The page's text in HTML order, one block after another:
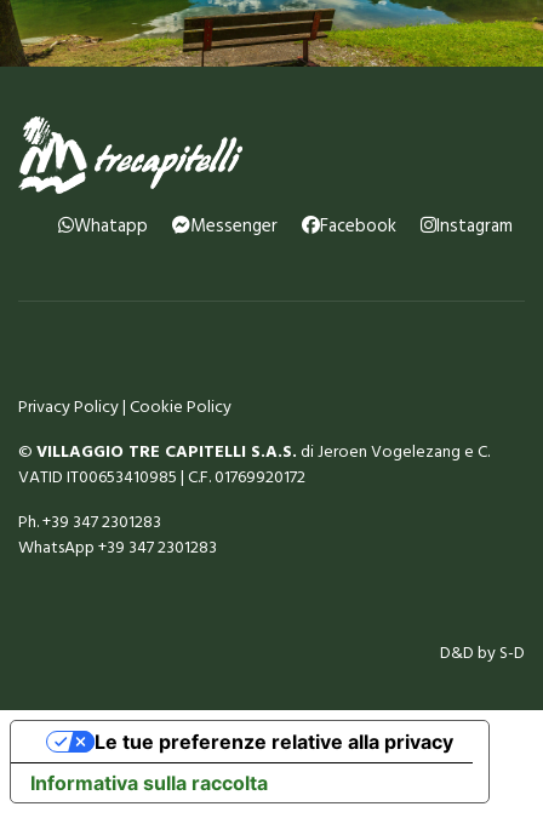
Whatapp Messenger Facebook Instagram
Privacy Policy|Cookie Policy
©VILLAGGIO TRE CAPITELLI S.A.S.di Jeroen Vogelezang e C.
VATID IT00653410985 | C.F. 01769920172
Ph.+39 347 2301283
WhatsApp+39 347 2301283
D&D byS-D
Informativa sulla raccolta
Le tue preferenze relative alla privacy